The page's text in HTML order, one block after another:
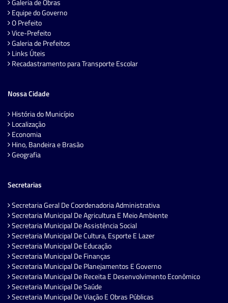
Galeria de Obras
Equipe do Governo
O Prefeito
Vice-Prefeito
Galeria de Prefeitos
Links Úteis
Recadastramento para Transporte Escolar
Nossa Cidade
História do Município
Localização
Economia
Hino, Bandeira e Brasão
Geografia
Secretarias
Secretaria Geral De Coordenadoria Administrativa
Secretaria Municipal De Agricultura E Meio Ambiente
Secretaria Municipal De Assistência Social
Secretaria Municipal De Cultura, Esporte E Lazer
Secretaria Municipal De Educação
Secretaria Municipal De Finanças
Secretaria Municipal De Planejamentos E Governo
Secretaria Municipal De Receita E Desenvolvimento Econômico
Secretaria Municipal De Saúde
Secretaria Municipal De Viação E Obras Públicas